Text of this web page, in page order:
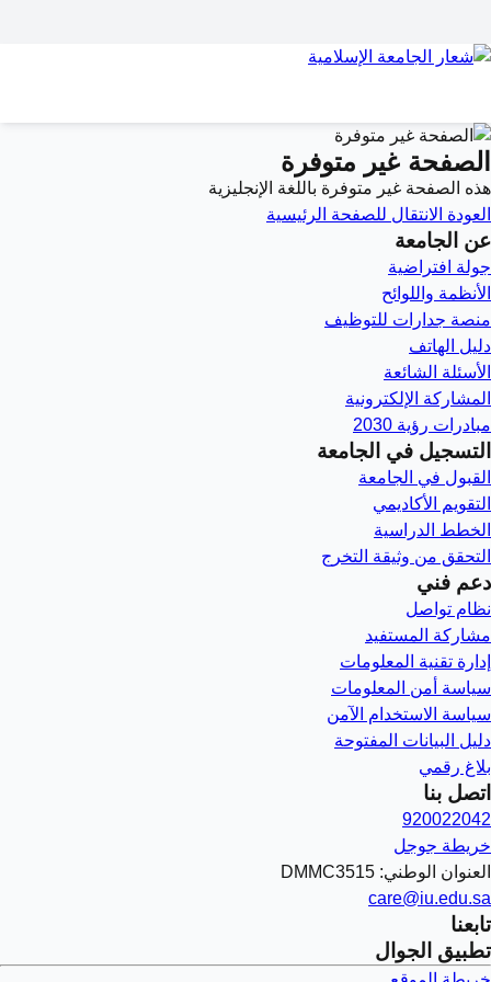
الصفحة غير متوفرة
هذه الصفحة غير متوفرة باللغة الإنجليزية
العودة الانتقال للصفحة الرئيسية
عن الجامعة
جولة افتراضية
الأنظمة واللوائح
منصة جدارات للتوظيف
دليل الهاتف
الأسئلة الشائعة
المشاركة الإلكترونية
مبادرات رؤية 2030
التسجيل في الجامعة
القبول في الجامعة
التقويم الأكاديمي
الخطط الدراسية
التحقق من وثيقة التخرج
دعم فني
نظام تواصل
مشاركة المستفيد
إدارة تقنية المعلومات
سياسة أمن المعلومات
سياسة الاستخدام الآمن
دليل البيانات المفتوحة
بلاغ رقمي
اتصل بنا
920022042
خريطة جوجل
العنوان الوطني: DMMC3515
care@iu.edu.sa
تابعنا
تطبيق الجوال